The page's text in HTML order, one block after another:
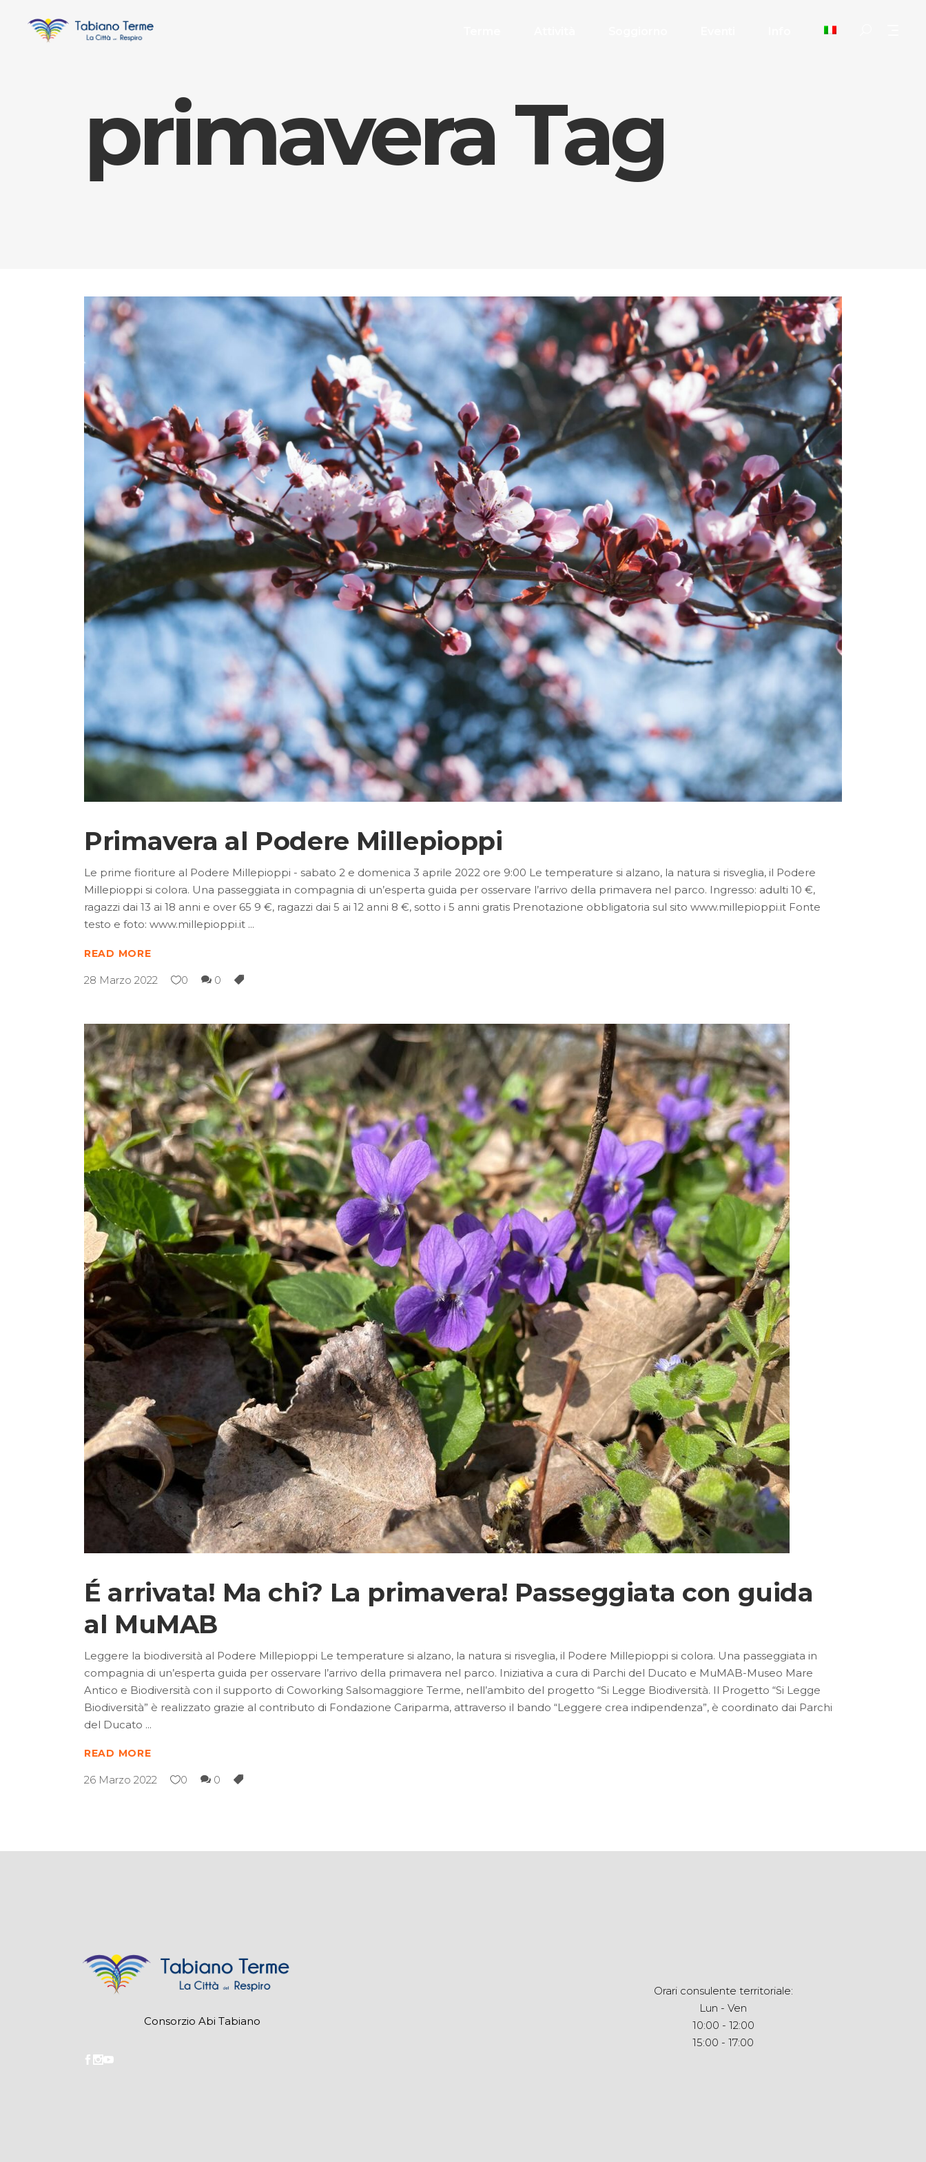
primavera Tag
Primavera al Podere Millepioppi
Le prime fioriture al Podere Millepioppi - sabato 2 e domenica 3 aprile 2022 ore 9:00 Le temperature si alzano, la natura si risveglia, il Podere
Millepioppi si colora. Una passeggiata in compagnia di un’esperta guida per osservare l’arrivo della primavera nel parco. Ingresso: adulti 10 €,
ragazzi dai 13 ai 18 anni e over 65 9 €, ragazzi dai 5 ai 12 anni 8 €, sotto i 5 anni gratis Prenotazione obbligatoria sul sito www.millepioppi.it Fonte
testo e foto: www.millepioppi.it
READ MORE
28 Marzo 2022 0 0
É arrivata! Ma chi? La primavera! Passeggiata con guida
al MuMAB
Leggere la biodiversità al Podere Millepioppi Le temperature si alzano, la natura si risveglia, il Podere Millepioppi si colora. Una passeggiata in
compagnia di un’esperta guida per osservare l’arrivo della primavera nel parco. Iniziativa a cura di Parchi del Ducato e MuMAB-Museo Mare
Antico e Biodiversità con il supporto di Coworking Salsomaggiore Terme, nell’ambito del progetto “Si Legge Biodiversità. Il Progetto “Si Legge
Biodiversità” è realizzato grazie al contributo di Fondazione Cariparma, attraverso il bando “Leggere crea indipendenza”, è coordinato dai Parchi
del Ducato
READ MORE
26 Marzo 2022 0 0
Consorzio Abi Tabiano
Orari consulente territoriale:
Lun - Ven
10:00 - 12:00
15:00 - 17:00